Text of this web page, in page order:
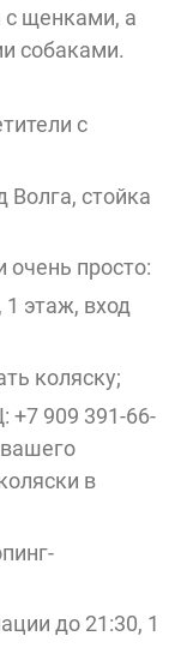
с щенками, а
собаками.
с
Волга, стойка
очень просто:
1 этаж, вход
коляску;
+7 909 391-66-
в
до 21:30, 1